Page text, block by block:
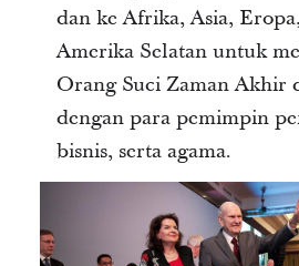
dan ke Afrika, Asia,
Amerika Selatan untuk
Orang Suci Zaman Akhir
dengan para pemimpin
bisnis, serta agama.